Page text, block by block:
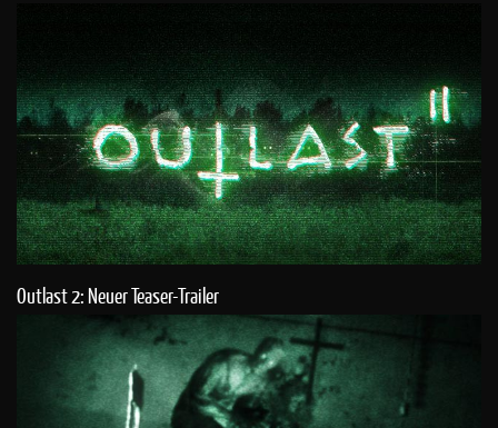
Outlast 2: Neuer Teaser-Trailer